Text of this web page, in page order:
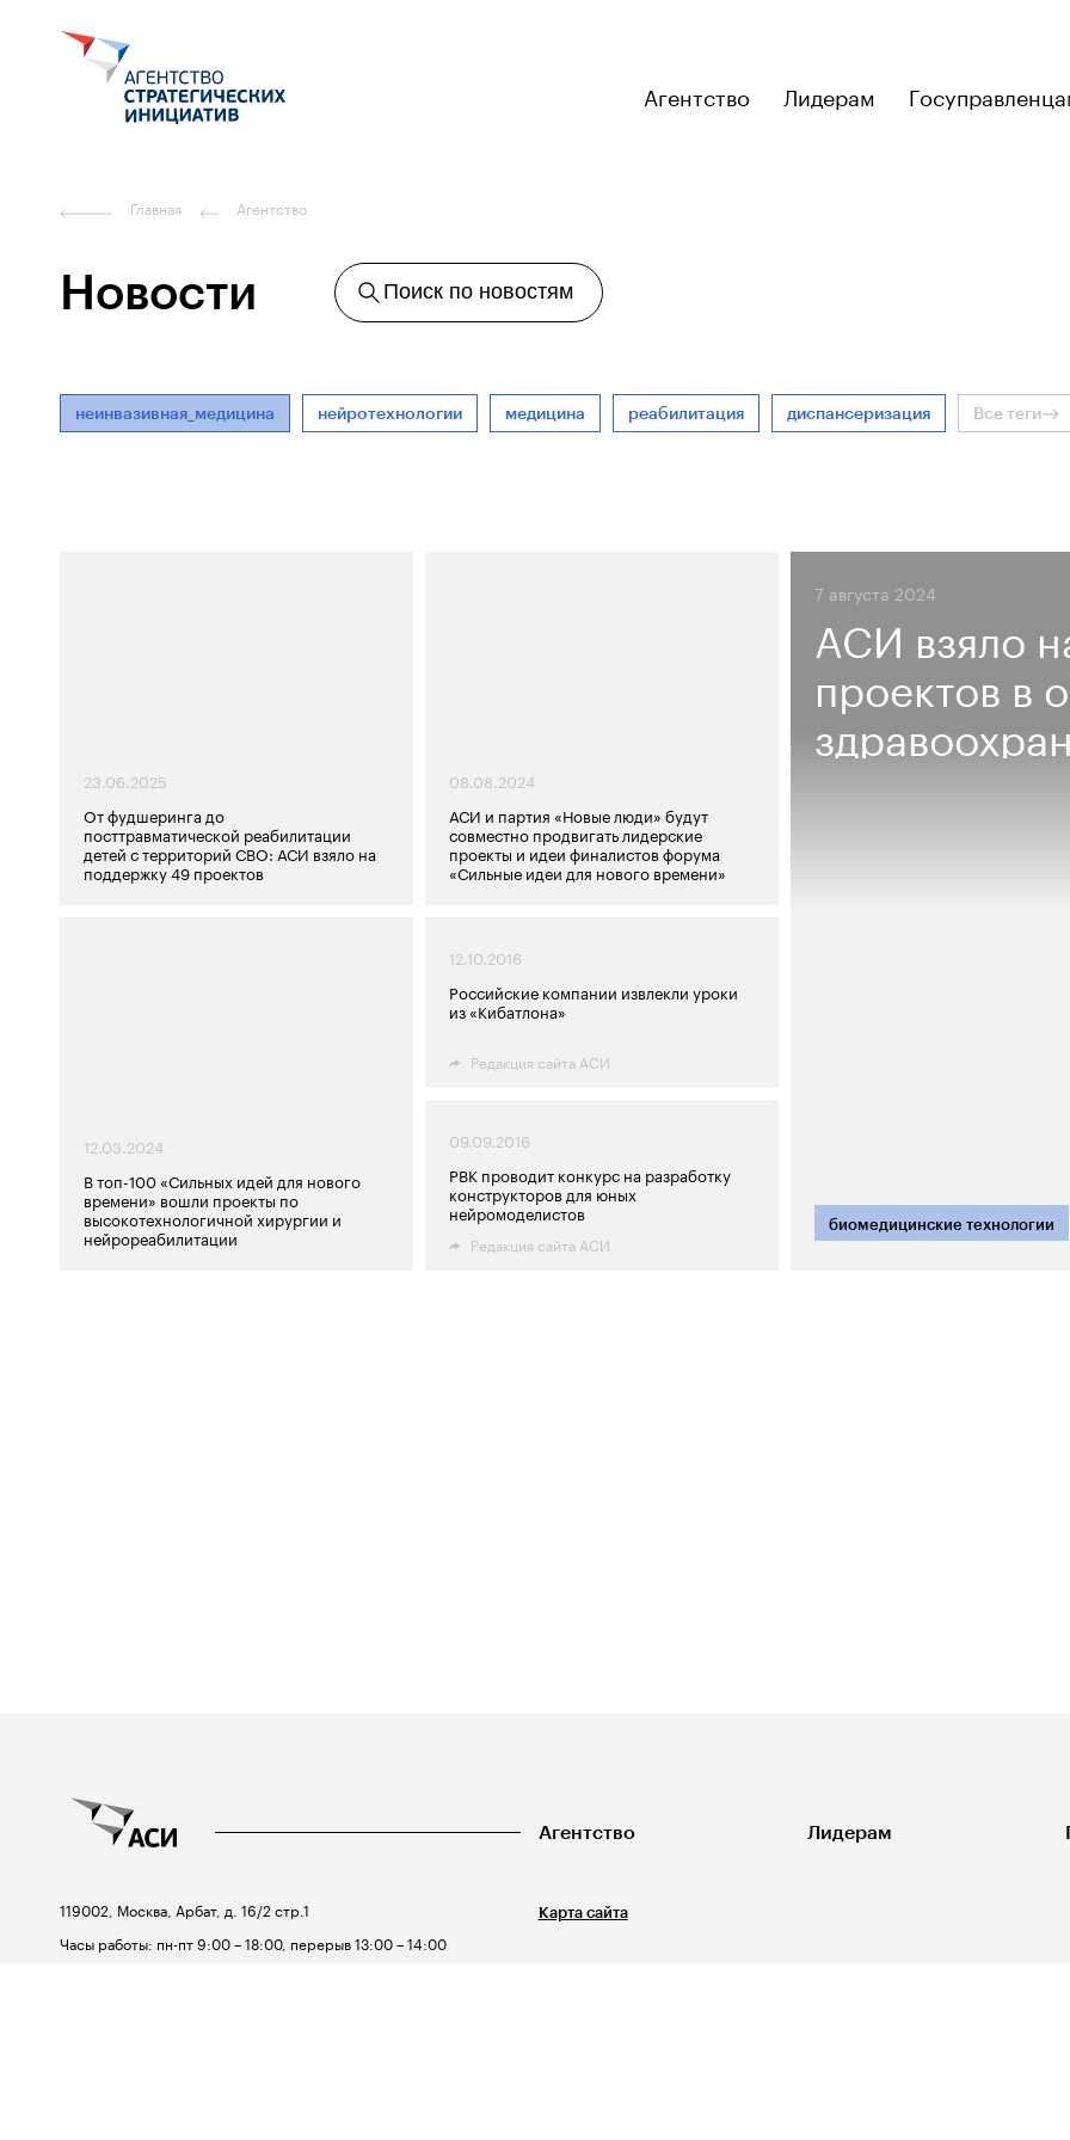
Агентство Лидерам
Главная Агентство
Новости Поиск по новостям
неинвазивная_медицина нейротехнологии медицина реабилитация диспансеризация Все теги
23.06.2025
От фудшеринга до
посттравматической реабилитации
детей с территорий СВО: АСИ взяло на
поддержку 49 проектов
08.08.2024
АСИ и партия «Новые люди» будут
совместно продвигать лидерские
проекты и идеи финалистов форума
«Сильные идеи для нового времени»
7 августа 2024
АСИ взяло
проектов в
биомедицинские технологии
12.03.2024
В топ-100 «Сильных идей для нового
времени» вошли проекты по
высокотехнологичной хирургии и
нейрореабилитации
12.10.2016
Российские компании извлекли уроки
из «Кибатлона»
Редакция сайта АСИ
09.09.2016
РВК проводит конкурс на разработку
конструкторов для юных
нейромоделистов
Редакция сайта АСИ
119002, Москва, Арбат, д. 16/2 стр.1
Часы работы: пн-пт 9:00 – 18:00, перерыв 13:00 – 14:00
Агентство Лидерам
Карта сайта